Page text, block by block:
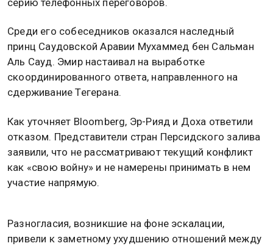
серию телефонных переговоров.
Среди его собеседников оказался наследный
принц Саудовской Аравии Мухаммед бен Сальман
Аль Сауд. Эмир настаивал на выработке
скоординированного ответа, направленного на
сдерживание Тегерана.
Как уточняет Bloomberg, Эр-Рияд и Доха ответили
отказом. Представители стран Персидского залива
заявили, что не рассматривают текущий конфликт
как «свою войну» и не намерены принимать в нем
участие напрямую.
Разногласия, возникшие на фоне эскалации,
привели к заметному ухудшению отношений между